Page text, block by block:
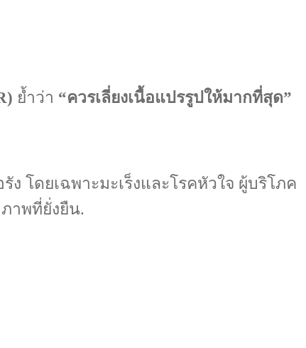
ย้ำว่า “ควรเลี่ยงเนื้อแปรรูปให้มากที่สุด”
ง โดยเฉพาะมะเร็งและโรคหัวใจ ผู้บริโภค
าพที่ยั่งยืน.